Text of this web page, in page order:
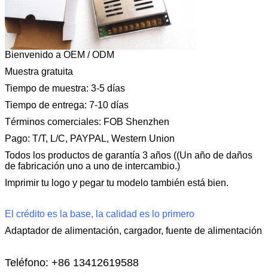
Bienvenido a OEM / ODM
Muestra gratuita
Tiempo de muestra: 3-5 días
Tiempo de entrega: 7-10 días
Términos comerciales: FOB Shenzhen
Pago: T/T, L/C, PAYPAL, Western Union
Todos los productos de garantía 3 años ((Un año de daños
de fabricación uno a uno de intercambio.)
Imprimir tu logo y pegar tu modelo también está bien.
El crédito es la base, la calidad es lo primero
Adaptador de alimentación, cargador, fuente de alimentación
Teléfono: +86 13412619588